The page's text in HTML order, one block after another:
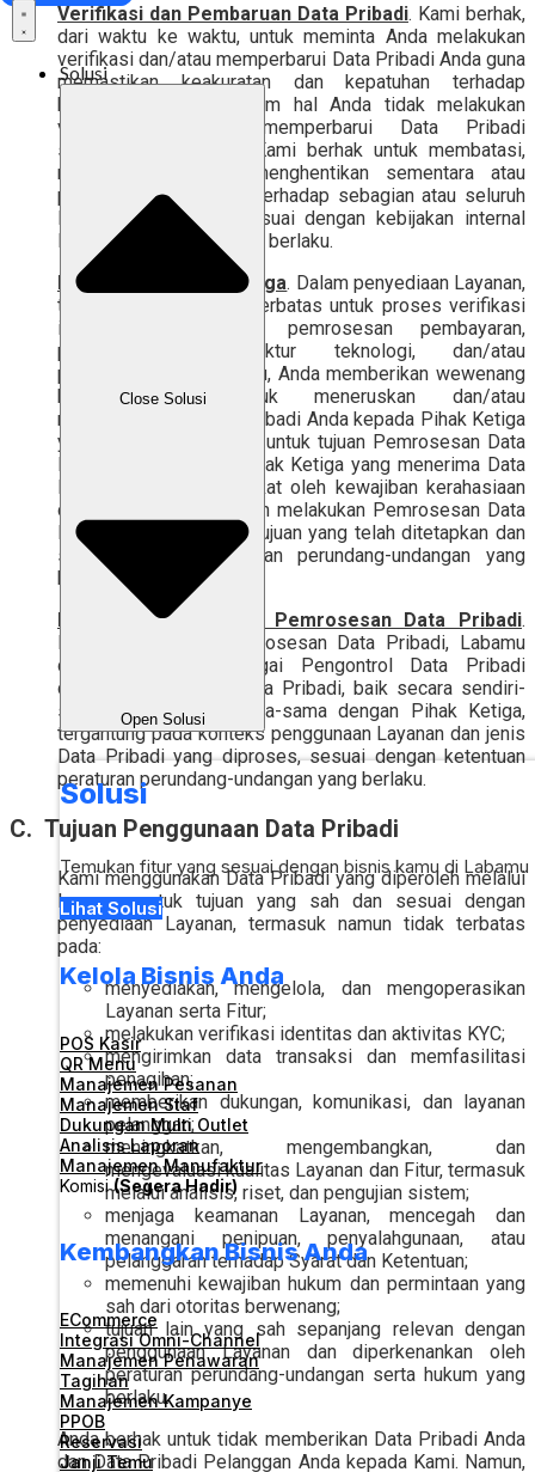
Solusi
Close Solusi
Open Solusi
Solusi
Temukan fitur yang sesuai dengan bisnis kamu di Labamu
Lihat Solusi
Kelola Bisnis Anda
POS Kasir
QR Menu
Manajemen Pesanan
Manajemen Staf
Dukungan Multi Outlet
Analisis Laporan
Manajemen Manufaktur
Komisi(Segera Hadir)
Kembangkan Bisnis Anda
ECommerce
Integrasi Omni-Channel
Manajemen Penawaran
Tagihan
Manajemen Kampanye
PPOB
Reservasi
Janji Temu
Verifikasi dan Pembaruan Data Pribadi. Kami berhak,
dari waktu ke waktu, untuk meminta Anda melakukan
verifikasi dan/atau memperbarui Data Pribadi Anda guna
memastikan keakuratan dan kepatuhan terhadap
ketentuan berlaku. Dalam hal Anda tidak melakukan
verifikasi dan/atau memperbarui Data Pribadi
sebagaimana diminta, Kami berhak untuk membatasi,
menangguhkan, atau menghentikan sementara atau
permanen akses Anda terhadap sebagian atau seluruh
Fitur pada Layanan, sesuai dengan kebijakan internal
Kami dan ketentuan yang berlaku.
Keterlibatan Pihak Ketiga. Dalam penyediaan Layanan,
termasuk namun tidak terbatas untuk proses verifikasi
identitas atau KYC, pemrosesan pembayaran,
pengelolaan infrastruktur teknologi, dan/atau
penyediaan Fitur tertentu, Anda memberikan wewenang
kepada Kami untuk meneruskan dan/atau
mengungkapkan Data Pribadi Anda kepada Pihak Ketiga
yang ditunjuk oleh Kami untuk tujuan Pemrosesan Data
Pribadi Anda. Setiap Pihak Ketiga yang menerima Data
Pribadi Anda wajib terikat oleh kewajiban kerahasiaan
dan hanya diperkenankan melakukan Pemrosesan Data
Pribadi sesuai dengan tujuan yang telah ditetapkan dan
sesuai dengan peraturan perundang-undangan yang
berlaku.
Peran Labamu dalam Pemrosesan Data Pribadi.
Dalam melakukan Pemrosesan Data Pribadi, Labamu
dapat bertindak sebagai Pengontrol Data Pribadi
dan/atau Pemroses Data Pribadi, baik secara sendiri-
sendiri maupun bersama-sama dengan Pihak Ketiga,
tergantung pada konteks penggunaan Layanan dan jenis
Data Pribadi yang diproses, sesuai dengan ketentuan
peraturan perundang-undangan yang berlaku.
C. Tujuan Penggunaan Data Pribadi
Kami menggunakan Data Pribadi yang diperoleh melalui
Layanan untuk tujuan yang sah dan sesuai dengan
penyediaan Layanan, termasuk namun tidak terbatas
pada:
menyediakan, mengelola, dan mengoperasikan
Layanan serta Fitur;
melakukan verifikasi identitas dan aktivitas KYC;
mengirimkan data transaksi dan memfasilitasi
penagihan;
memberikan dukungan, komunikasi, dan layanan
pelanggan;
meningkatkan, mengembangkan, dan
mengevaluasi kualitas Layanan dan Fitur, termasuk
melalui analisis, riset, dan pengujian sistem;
menjaga keamanan Layanan, mencegah dan
menangani penipuan, penyalahgunaan, atau
pelanggaran terhadap Syarat dan Ketentuan;
memenuhi kewajiban hukum dan permintaan yang
sah dari otoritas berwenang;
tujuan lain yang sah sepanjang relevan dengan
penggunaan Layanan dan diperkenankan oleh
peraturan perundang-undangan serta hukum yang
berlaku.
Anda berhak untuk tidak memberikan Data Pribadi Anda
dan Data Pribadi Pelanggan Anda kepada Kami. Namun,